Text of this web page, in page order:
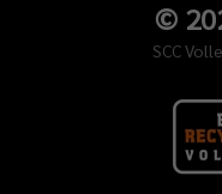
©
SCC